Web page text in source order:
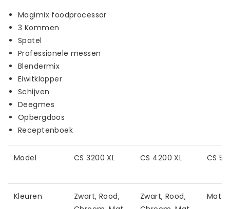
Magimix foodprocessor
3 Kommen
Spatel
Professionele messen
Blendermix
Eiwitklopper
Schijven
Deegmes
Opbergdoos
Receptenboek
Model CS 3200 XL CS 4200 XL CS
Kleuren
Zwart, Rood,
Zwart, Rood,
Mat